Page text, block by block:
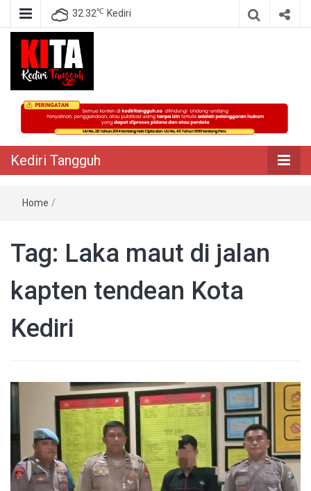
32.32℃ Kediri
Kediri Tangguh
Berita Akurat Terpercaya
Kediri Tangguh
Home /
Tag: Laka maut di jalan
kapten tendean Kota
Kediri